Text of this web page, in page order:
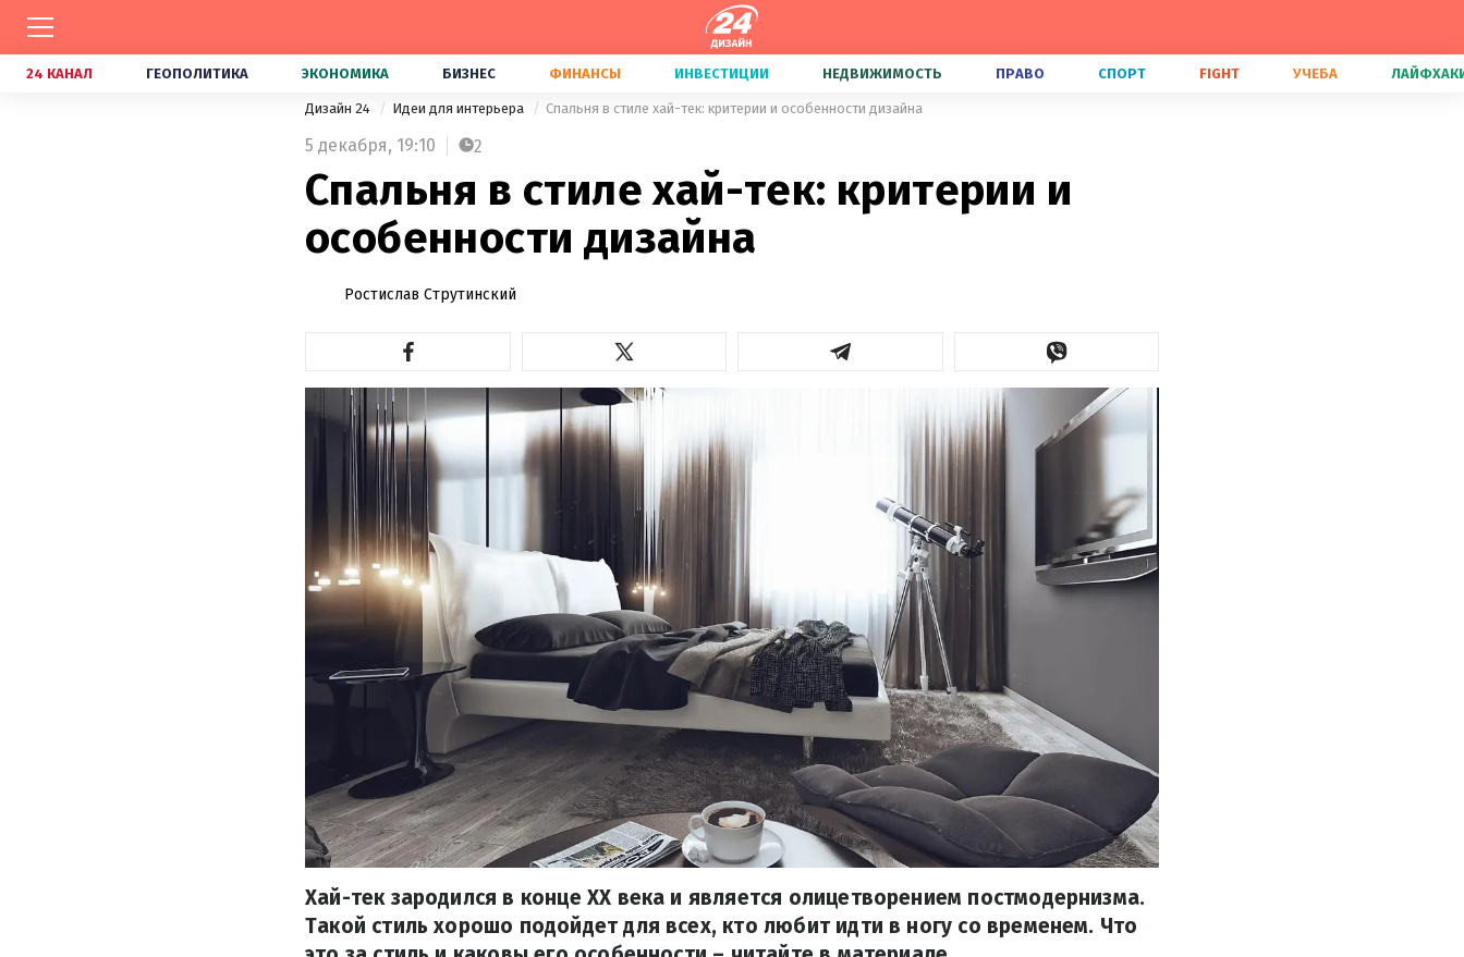
24 КАНАЛ ГЕОПОЛИТИКА ЭКОНОМИКА БИЗНЕС ФИНАНСЫ ИНВЕСТИЦИИ НЕДВИЖИМОСТЬ ПРАВО СПОРТ FIGHT УЧЕБА
Дизайн 24 Идеи для интерьера Спальня в стиле хай-тек: критерии и особенности дизайна
5 декабря, 19:10 2
Спальня в стиле хай-тек: критерии и
особенности дизайна
Ростислав Струтинский
Хай-тек зародился в конце XX века и является олицетворением постмодернизма.
Такой стиль хорошо подойдет для всех, кто любит идти в ногу со временем. Что